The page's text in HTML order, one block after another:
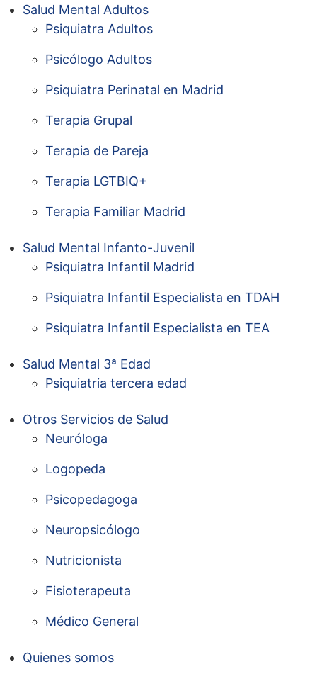
Salud Mental Adultos
Psiquiatra Adultos
Psicólogo Adultos
Psiquiatra Perinatal en Madrid
Terapia Grupal
Terapia de Pareja
Terapia LGTBIQ+
Terapia Familiar Madrid
Salud Mental Infanto-Juvenil
Psiquiatra Infantil Madrid
Psiquiatra Infantil Especialista en TDAH
Psiquiatra Infantil Especialista en TEA
Salud Mental 3ª Edad
Psiquiatria tercera edad
Otros Servicios de Salud
Neuróloga
Logopeda
Psicopedagoga
Neuropsicólogo
Nutricionista
Fisioterapeuta
Médico General
Quienes somos